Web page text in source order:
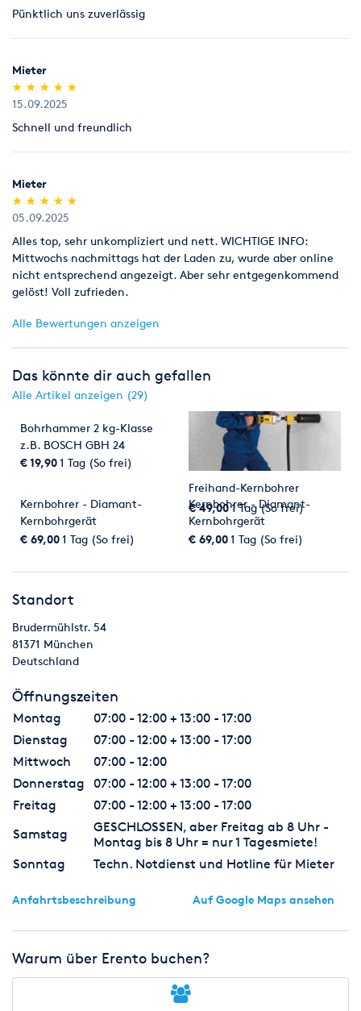
Legitimation
Als Neukunde bitten wir Sie einen gültigen amtlichen
(Personalausweis).
Pünktlich uns zuverlässig
Mieter
(*)
★
★
(*) ★
★
(*) ★
★
(*) ★
★
(*) ★
★
15.09.2025
Schnell und freundlich
Mieter
(*)
★
★
(*) ★
★
(*) ★
★
(*) ★
★
(*) ★
★
05.09.2025
Alles top, sehr unkompliziert und nett. WICHTIGE INFO:
Mittwochs nachmittags hat der Laden zu, wurde aber online
nicht entsprechend angezeigt. Aber sehr entgegenkommend
gelöst! Voll zufrieden.
Alle Bewertungen anzeigen
Das könnte dir auch gefallen
Alle Artikel anzeigen (29)
Bohrhammer 2 kg-Klasse
z.B. BOSCH GBH 24
€ 19,901 Tag (So frei)
Freihand-Kernbohrer
€ 49,001 Tag (So frei)
Kernbohrer - Diamant-
Kernbohrgerät
€ 69,001 Tag (So frei)
Kernbohrer - Diamant-
Kernbohrgerät
€ 69,001 Tag (So frei)
Standort
Brudermühlstr. 54
81371 München
Deutschland
Öffnungszeiten
Montag
07:00 - 12:00 + 13:00 - 17:00
Dienstag
07:00 - 12:00 + 13:00 - 17:00
Mittwoch
07:00 - 12:00
Donnerstag
07:00 - 12:00 + 13:00 - 17:00
Freitag
07:00 - 12:00 + 13:00 - 17:00
Samstag
GESCHLOSSEN, aber Freitag ab 8 Uhr -
Montag bis 8 Uhr = nur 1 Tagesmiete!
Sonntag
Techn. Notdienst und Hotline für Mieter
Anfahrtsbeschreibung Auf Google Maps ansehen
Warum über Erento buchen?